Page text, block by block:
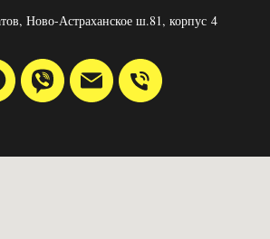
Ново-Астраханское ш.81, корпус 4